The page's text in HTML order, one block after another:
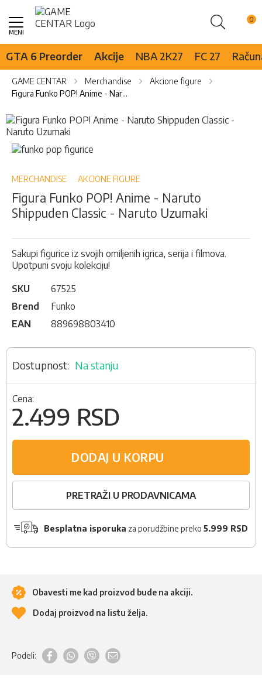
Pretraži
Skip
Content
GTA 6 Preorder Akcije NBA 2K27 FC 27
GAME CENTAR Merchandise
Akcione figure
Figura Funko POP! Anime - Naruto Shippuden Classic - Naruto Uzumaki
Skip
to
the
end
the
gallery
Skip
to
beginning
the
images
MERCHANDISE AKCIONE FIGURE
Figura Funko POP! Anime - Naruto
Shippuden Classic - Naruto Uzumaki
Sakupi figurice iz svojih omiljenih igrica, serija i filmova.
Upotpuni svoju kolekciju!
SKU
67525
Brend
Funko
EAN
889698803410
Na stanju
Cena:
2.499 RSD
DODAJ U KORPU
PRETRAŽI U PRODAVNICAMA
Besplatna isporuka za porudžbine preko 5.999 RSD
Obavesti me kad proizvod bude na akciji.
Dodaj proizvod na listu želja.
Podeli: